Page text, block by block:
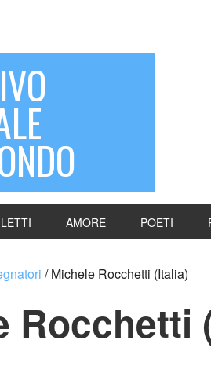
AMORE POETI
/Michele Rocchetti (Italia)
Rocchetti